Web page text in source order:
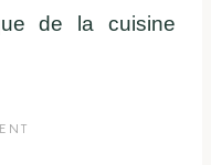
de la cuisine